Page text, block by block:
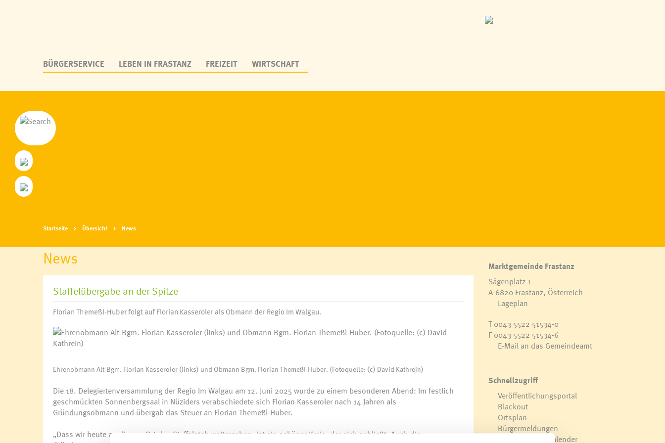
BÜRGERSERVICE LEBEN IN FRASTANZ FREIZEIT WIRTSCHAFT
Startseite Übersicht News
News
Staffelübergabe an der Spitze
Florian Themeßl-Huber folgt auf Florian Kasseroler als Obmann der Regio Im Walgau.
Ehrenobmann Alt-Bgm. Florian Kasseroler (links) und Obmann Bgm. Florian Themeßl-Huber. (Fotoquelle: (c) David Kathrein)
Die 18. Delegiertenversammlung der Regio Im Walgau am 12. Juni 2025 wurde zu einem besonderen Abend: Im festlich
geschmückten Sonnenbergsaal in Nüziders verabschiedete sich Florian Kasseroler nach 14 Jahren als
Gründungsobmann und übergab das Steuer an Florian Themeßl-Huber.
„Dass wir heute an diesem Ort den Staffelstab weitergeben, ist ein schöner Kreis, der sich schließt. Auch die
Marktgemeinde Frastanz
Sägenplatz 1
A-6820 Frastanz, Österreich
Lageplan
T0043 5522 51534-0
F 0043 5522 51534-6
E-Mail an das Gemeindeamt
Schnellzugriff
Veröffentlichungsportal
Blackout
Ortsplan
Bürgermeldungen
Veranstaltungskalender